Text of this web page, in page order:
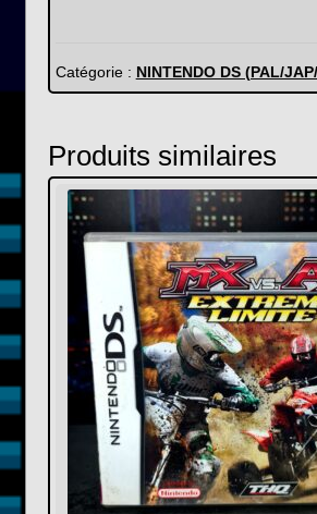
64
DS
Catégorie : NINTENDO DS (PAL/
Produits similaires